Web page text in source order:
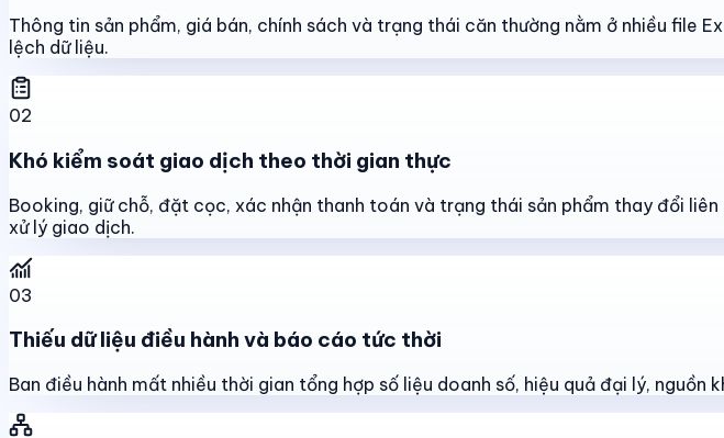
Thông tin sản phẩm, giá bán, chính sách và trạng thái căn thường nằm ở nhiều file
lệch dữ liệu.
02
Khó kiểm soát giao dịch theo thời gian thực
Booking, giữ chỗ, đặt cọc, xác nhận thanh toán và trạng thái sản phẩm thay đổi
xử lý giao dịch.
03
Thiếu dữ liệu điều hành và báo cáo tức thời
Ban điều hành mất nhiều thời gian tổng hợp số liệu doanh số, hiệu quả đại lý,